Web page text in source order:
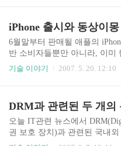
크로소프트와 흔히 비교를 하
유저들은 IBM PC(Intel이나
용하는) 유저들을 부러워하지
PC(윈도우)를 떠나 Mac으로
애플이 ..
iPhone 출시와 동상이몽
6월말부터 판매될 애플의
반 소비자들뿐만 아니라, 이미
있는 제조사에서부터, 데이터
매하려면 FCC의 승인이 반드
과되었다는 것이다. 그렇다면
면 시장에서 볼 수 있을 것이다
B에 599달러로 책정된 iPhone
기술 이야기 2007. 5. 20. 12:10
DRM과 관련된 두 개의
오늘 IT관련 뉴스에서
권 보호 장치)과 관련된 국내
24 : 스티브 잡스 "음반사 DRM